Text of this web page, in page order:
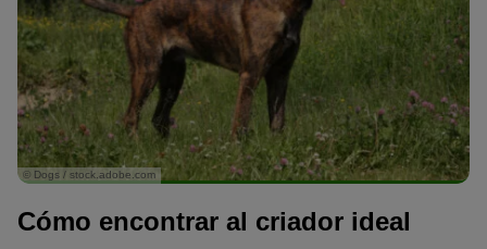
© Dogs / stock.adobe.com
Cómo encontrar al criador ideal